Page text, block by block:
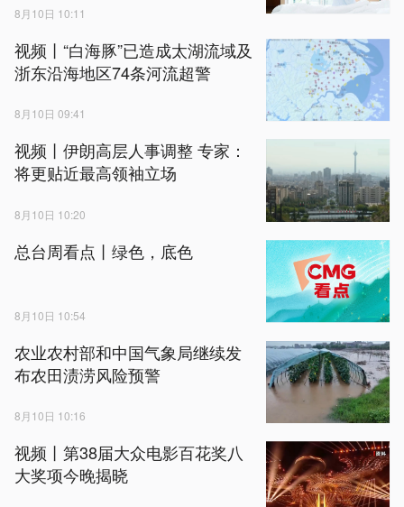
8月10日 10:11
视频丨“白海豚”已造成太湖流域及
浙东沿海地区74条河流超警
8月10日 09:41
视频丨伊朗高层人事调整 专家：
将更贴近最高领袖立场
8月10日 10:20
总台周看点丨绿色，底色
8月10日 10:54
农业农村部和中国气象局继续发
布农田渍涝风险预警
8月10日 10:16
视频丨第38届大众电影百花奖八
大奖项今晚揭晓